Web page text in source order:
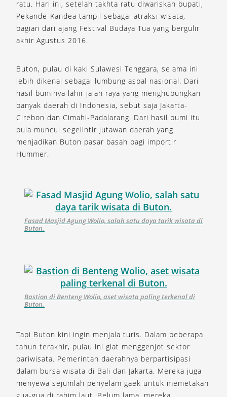
ratu. Hari ini, setelah takhta ratu diwariskan bupati,
Pekande-Kandea tampil sebagai atraksi wisata,
bagian dari ajang Festival Budaya Tua yang bergulir
akhir Agustus 2016.
Buton, pulau di kaki Sulawesi Tenggara, selama ini
lebih dikenal sebagai lumbung aspal nasional. Dari
hasil buminya lahir jalan raya yang menghubungkan
banyak daerah di Indonesia, sebut saja Jakarta-
Cirebon dan Cimahi-Padalarang. Dari hasil bumi itu
pula muncul segelintir jutawan daerah yang
menjadikan Buton pasar basah bagi importir
Hummer.
Fasad Masjid Agung Wolio, salah satu daya tarik wisata di
Buton.
Bastion di Benteng Wolio, aset wisata paling terkenal di
Buton.
Tapi Buton kini ingin menjala turis. Dalam beberapa
tahun terakhir, pulau ini giat menggenjot sektor
pariwisata. Pemerintah daerahnya berpartisipasi
dalam bursa wisata di Bali dan Jakarta. Mereka juga
menyewa sejumlah penyelam gaek untuk memetakan